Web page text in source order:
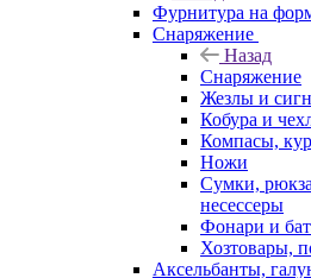
Фурнитура на
Снаряжение
Назад
Снаряжение
Жезлы и
Кобура и
Компасы,
Ножи
Сумки,
несессеры
Фонари и
Хозтовары,
Аксельбанты,